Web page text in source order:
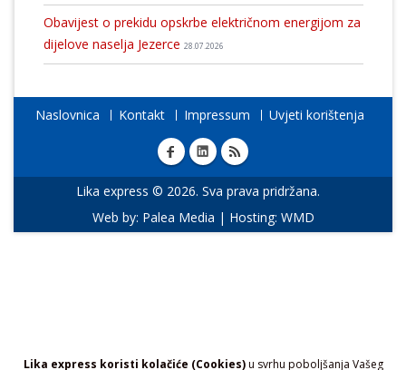
Lika express koristi kolačiće (Cookies)u svrhu poboljšanja Vašeg
Obavijest o prekidu opskrbe električnom energijom za
dijelove naselja Jezerce 28.07.2026
Naslovnica Kontakt Impressum Uvjeti korištenja
Lika express © 2026. Sva prava pridržana.
Web by: Palea Media | Hosting: WMD